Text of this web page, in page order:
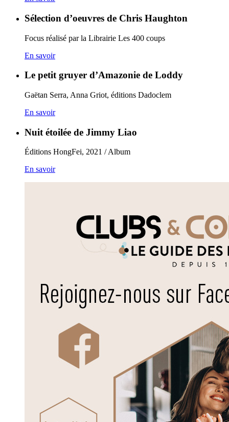
Sélection d’oeuvres de Chris Haughton
Focus réalisé par la Librairie Les 400 coups
En savoir
Le petit gruyer d’Amazonie de Loddy
Gaëtan Serra, Anna Griot, éditions Dadoclem
En savoir
Nuit étoilée de Jimmy Liao
Éditions HongFei, 2021 / Album
En savoir